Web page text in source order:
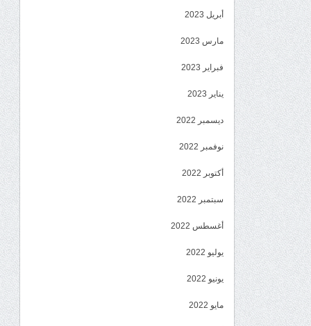
أبريل 2023
مارس 2023
فبراير 2023
يناير 2023
ديسمبر 2022
نوفمبر 2022
أكتوبر 2022
سبتمبر 2022
أغسطس 2022
يوليو 2022
يونيو 2022
مايو 2022